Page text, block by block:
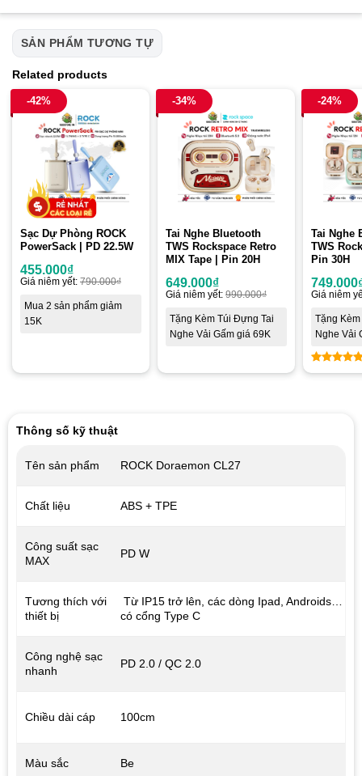
SẢN PHẨM TƯƠNG TỰ
Related products
-42%
Sạc Dự Phòng ROCK
PowerSack | PD 22.5W
455.000₫
Giá niêm yết: 790.000₫
Mua 2 sản phẩm giảm
15K
-34%
Tai Nghe Bluetooth
TWS Rockspace Retro
MIX Tape | Pin 20H
649.000₫
Giá niêm yết: 990.000₫
Tặng Kèm Túi Đựng Tai
Nghe Vải Gấm giá 69K
-24%
Tai Nghe
TWS
Pin 30H
5out of
749.000
Giá niêm
Tặng
Nghe Vải
Thông số kỹ thuật
Tên sản phẩm ROCK Doraemon CL27
Chất liệu ABS + TPE
Công suất sạc
MAX
PD W
Tương thích với
thiết bị
Từ IP15 trở lên, các dòng Ipad, Androids…
có cổng Type C
Công nghệ sạc
nhanh
PD 2.0 / QC 2.0
Chiều dài cáp 100cm
Màu sắc Be